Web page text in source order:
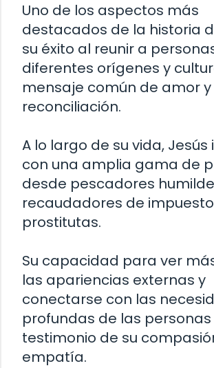
Uno de los aspectos más
destacados de la historia
su éxito al reunir a
diferentes orígenes y
mensaje común de amor y
reconciliación.
A lo largo de su vida,
con una amplia gama de
desde pescadores
recaudadores de
prostitutas.
Su capacidad para ver
las apariencias externas y
conectarse con las
profundas de las personas
testimonio de su
empatía.